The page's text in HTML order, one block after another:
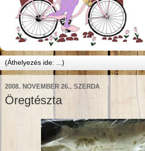
2008. NOVEMBER 26., SZERDA
Öregtészta